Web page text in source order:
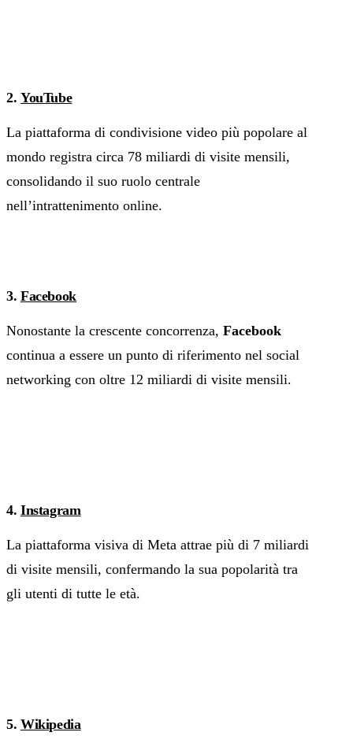
2. YouTube
La piattaforma di condivisione video più popolare al
mondo registra circa 78 miliardi di visite mensili,
consolidando il suo ruolo centrale
nell’intrattenimento online.
3. Facebook
Nonostante la crescente concorrenza, Facebook
continua a essere un punto di riferimento nel social
networking con oltre 12 miliardi di visite mensili.
4. Instagram
La piattaforma visiva di Meta attrae più di 7 miliardi
di visite mensili, confermando la sua popolarità tra
gli utenti di tutte le età.
5. Wikipedia